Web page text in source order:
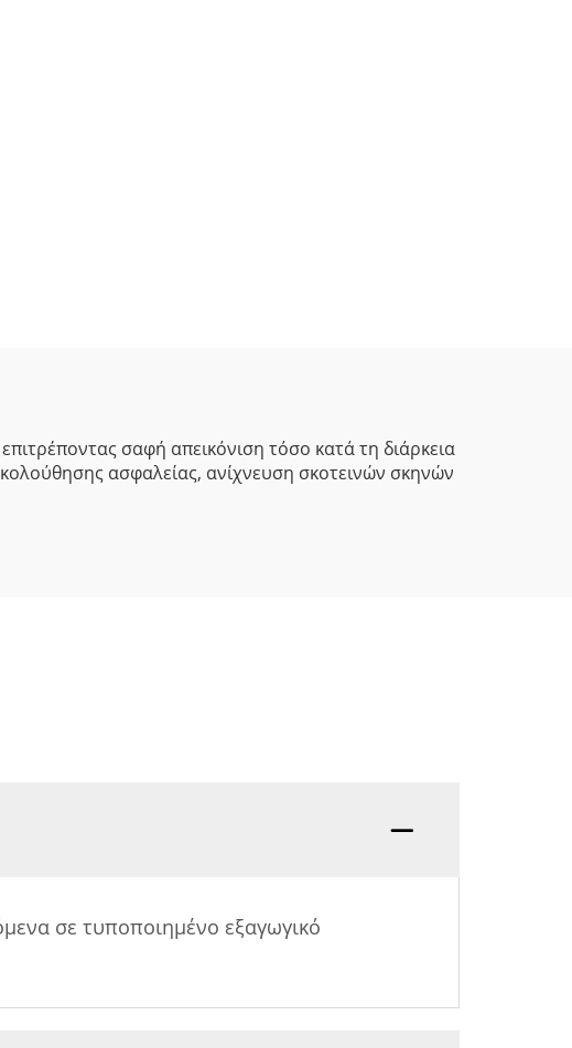
σαφή απεικόνιση τόσο κατά τη διάρκεια
ασφαλείας, ανίχνευση σκοτεινών σκηνών
σε τυποποιημένο εξαγωγικό